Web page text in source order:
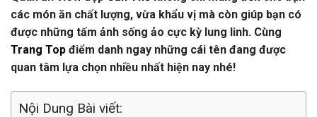
các món ăn chất lượng, vừa khẩu vị mà còn giúp bạn có
được những tấm ảnh sống ảo cực kỳ lung linh. Cùng
Trang Top điểm danh ngay những cái tên đang được
quan tâm lựa chọn nhiều nhất hiện nay nhé!
Nội Dung Bài viết: